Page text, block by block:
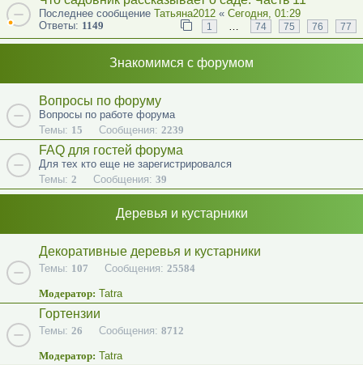
Последнее сообщение Татьяна2012 « Сегодня, 01:29
Ответы: 1149 1 … 74 75 76 77
Знакомимся с форумом
Вопросы по форуму
Вопросы по работе форума
Темы: 15 Сообщения: 2239
FAQ для гостей форума
Для тех кто еще не зарегистрировался
Темы: 2 Сообщения: 39
Деревья и кустарники
Декоративные деревья и кустарники
Темы: 107 Сообщения: 25584
Модератор: Tatra
Гортензии
Темы: 26 Сообщения: 8712
Модератор: Tatra